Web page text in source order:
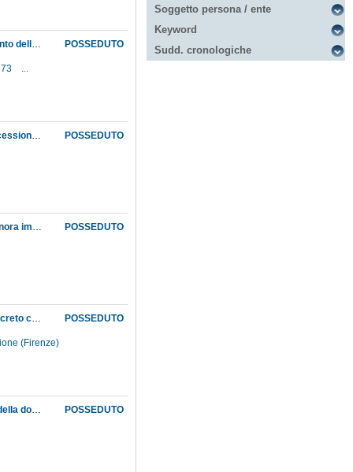
POSSEDUTO
Comunicazione dal direttore della Segreteria fiorentina della Pubblica istruzione dell'aumento dello stipendio assegnato al professor Donati ed invio del decreto relativo
...
POSSEDUTO
Comunicazione dal direttore della Segreteria fiorentina della Pubblica istruzione della concessione di una gratifica all'apprendista senza stipendio fisso Simonetti
POSSEDUTO
Comunicazione dalla Segreteria fiorentina della pubblica istruzione dei motivi che hanno finora impedito la registrazione del contratto di appalto per la costruzione dei ferramenti agli scaffali della sala di paleontologia
POSSEDUTO
Comunicazione dalla Segreteria fiorentina della pubblica istruzione dell'emissione di un decreto che concede un credito supplementare nel bilancio del Museo del 1863 per finanziare parte della costruzione della serra delle piante tropicali nel Giardino botanico
(Firenze)
POSSEDUTO
Comunicazione dalla Segreteria fiorentina della pubblica istruzione dell'esito sfavorevole della domanda di sussidio avanzata dal servente Alinari
Soggetto persona / ente
Keyword
Sudd. cronologiche